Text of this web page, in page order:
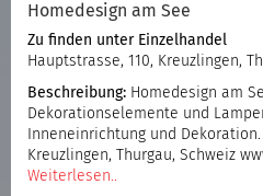
Homedesign am See
Zu finden unter Einzelhandel
Hauptstrasse, 110, Kreuzlingen,
Beschreibung: Homedesign am
Dekorationselemente und
Inneneinrichtung und
Kreuzlingen, Thurgau, Schweiz
Weiterlesen..